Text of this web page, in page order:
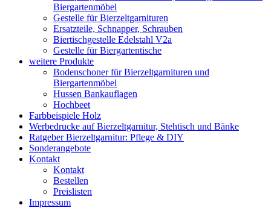
Biergartenmöbel
Gestelle für Bierzeltgarnituren
Ersatzteile, Schnapper, Schrauben
Biertischgestelle Edelstahl V2a
Gestelle für Biergartentische
weitere Produkte
Bodenschoner für Bierzeltgarnituren und
Biergartenmöbel
Hussen Bankauflagen
Hochbeet
Farbbeispiele Holz
Werbedrucke auf Bierzeltgarnitur, Stehtisch und Bänke
Ratgeber Bierzeltgarnitur: Pflege & DIY
Sonderangebote
Kontakt
Kontakt
Bestellen
Preislisten
Impressum